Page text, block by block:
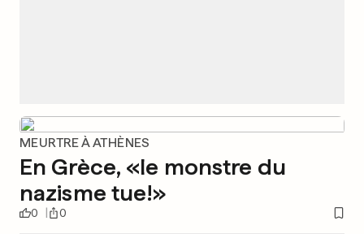
MEURTRE À ATHÈNES
En Grèce, «le monstre du
nazisme tue!»
0 0